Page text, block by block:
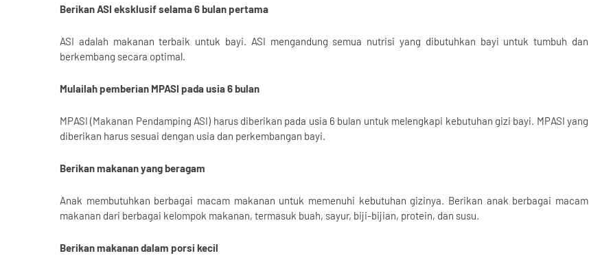
Berikan ASI eksklusif selama 6 bulan pertama
ASI adalah makanan terbaik untuk bayi. ASI mengandung semua nutrisi yang dibutuhkan bayi untuk tumbuh dan
berkembang secara optimal.
Mulailah pemberian MPASI pada usia 6 bulan
MPASI (Makanan Pendamping ASI) harus diberikan pada usia 6 bulan untuk melengkapi kebutuhan gizi bayi. MPASI yang
diberikan harus sesuai dengan usia dan perkembangan bayi.
Berikan makanan yang beragam
Anak membutuhkan berbagai macam makanan untuk memenuhi kebutuhan gizinya. Berikan anak berbagai macam
makanan dari berbagai kelompok makanan, termasuk buah, sayur, biji-bijian, protein, dan susu.
Berikan makanan dalam porsi kecil